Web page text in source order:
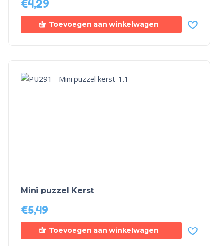
€4,29
Toevoegen aan winkelwagen
Mini puzzel Kerst
€5,49
Toevoegen aan winkelwagen